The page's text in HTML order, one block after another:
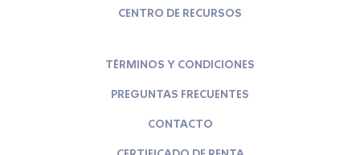
CENTRO DE RECURSOS
TÉRMINOS Y CONDICIONES
PREGUNTAS FRECUENTES
CONTACTO